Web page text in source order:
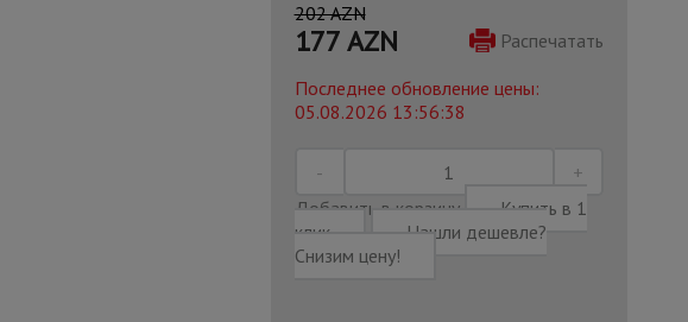
202 AZN
177AZN
Распечатать
Последнее обновление цены:
05.08.2026 13:56:38
Добавить в корзину
Купить в 1
клик
Нашли дешевле?
Снизим цену!